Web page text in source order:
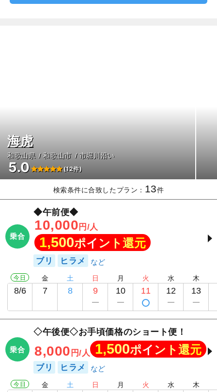
海虎
和歌山県 和歌山市 市堀川沿い
5.0 (12件)
検索条件に合致したプラン： 13件
乗合
◆午前便◆
10,000 円/人
1,500ポイント還元
ブリ ヒラメ
今日
8/6
金
7
土
8
日
9
月
10
火
11
水
12
木
13
乗合
◇午後便◇お手頃価格のショート便！
8,000 円/人 1,500ポイント還元
ブリ ヒラメ
今日 金 土 日 月 火 水 木